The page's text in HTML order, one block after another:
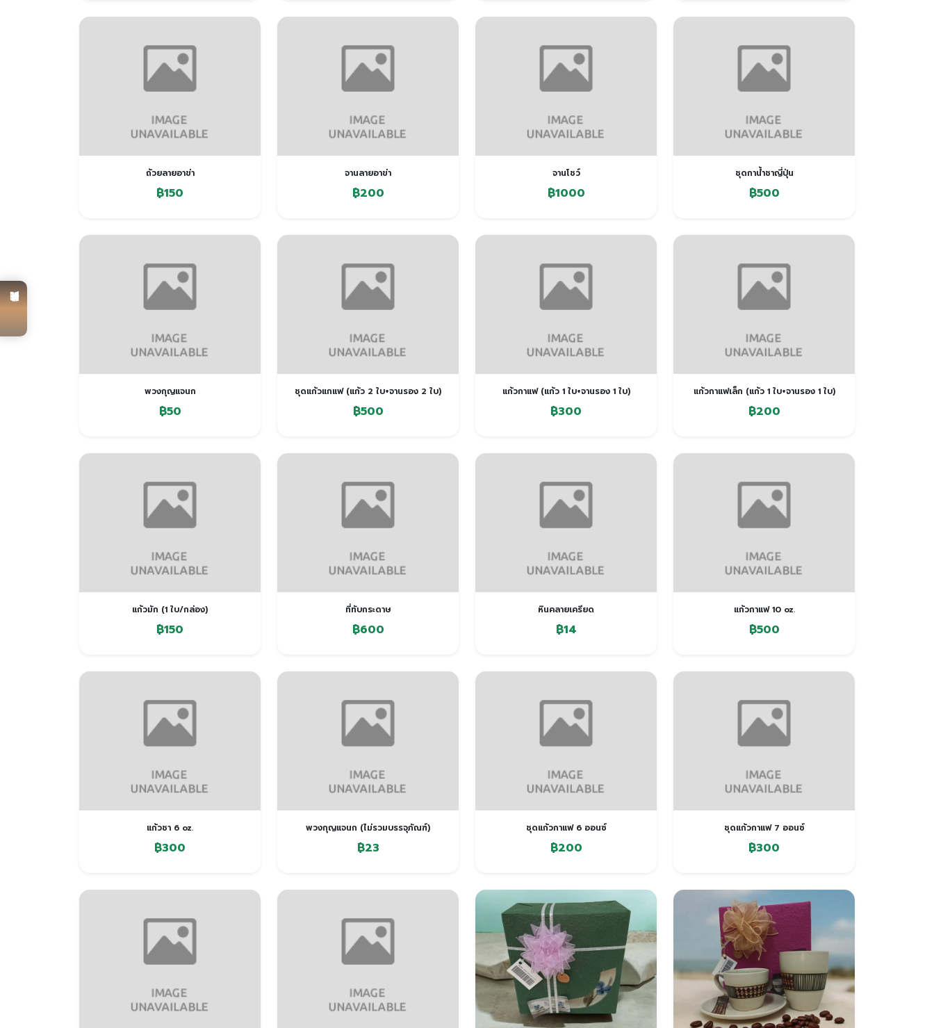
ถ้วยลายอาข่า
฿150
จานลายอาข่า
฿200
จานโชว์
฿1000
ชุดกาน้ำชาญี่ปุ่น
฿500
พวงกุญแจนก
฿50
ชุดแก้วแกแฟ (แก้ว 2 ใบ+จานรอง 2 ใบ)
฿500
แก้วกาแฟ (แก้ว 1 ใบ+จานรอง 1 ใบ)
฿300
แก้วกาแฟเล็ก (แก้ว 1 ใบ+จานรอง 1 ใบ)
฿200
แก้วมัก (1 ใบ/กล่อง)
฿150
ที่ทับกระดาษ
฿600
หินคลายเครียด
฿14
แก้วกาแฟ 10 oz.
฿500
แก้วชา 6 oz.
฿300
พวงกุญแจนก (ไม่รวมบรรจุภัณฑ์)
฿23
ชุดแก้วกาแฟ 6 ออนซ์
฿200
ชุดแก้วกาแฟ 7 ออนซ์
฿300